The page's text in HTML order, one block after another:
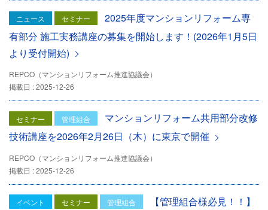
ニュース セミナー
2025年度マンションリフォーム専
有部分 施工実務講座の募集を開始します！(2026年1月5日
より受付開始)
REPCO（マンションリフォーム推進協議会）
掲載日 : 2025-12-26
セミナー 管理組合
マンションリフォーム共用部分改修
技術講座を2026年2月26日（木）に東京で開催
REPCO（マンションリフォーム推進協議会）
掲載日 : 2025-12-26
イベント セミナー 管理組合 【管理組合様必見！！】